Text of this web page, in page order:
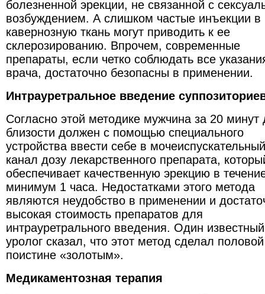
болезненной эрекции, не связанной с
возбуждением. А слишком частые инъекции в
кавернозную ткань могут приводить к ее
склерозированию. Впрочем, современные
препараты, если четко соблюдать все
врача, достаточно безопасны в применении.
Интрауретральное введение
Согласно этой методике мужчина за 20 минут
близости должен с помощью специального
устройства ввести себе в мочеиспускательный
канал дозу лекарственного препарата,
обеспечивает качественную эрекцию в
минимум 1 часа. Недостатками этого метода
являются неудобство в применении и
высокая стоимость препаратов для
интрауретрального введения. Один известный
уролог сказал, что этот метод сделал половой
поистине «золотым».
Медикаментозная терапия